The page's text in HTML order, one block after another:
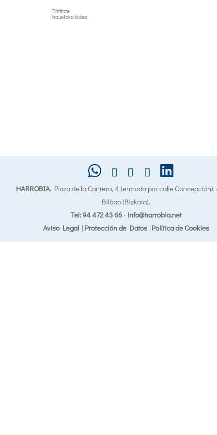
Entitate
hauetako kidea:
HARROBIA. Plaza de la Cantera, 4 (entrada por calle
Bilbao (Bizkaia).
Tel: 94 472 43 66- info@harrobia.net
Aviso Legal| Protección de Datos|Política de Cookies